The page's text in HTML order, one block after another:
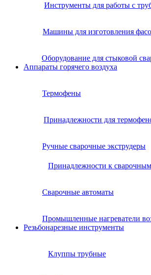
Инструменты для работы с
Машины для изготовления
Оборудование для стыковой
Аппараты горячего воздуха
Термофены
Принадлежности для
Ручные сварочные экструдеры
Принадлежности к сварочным
Сварочные автоматы
Промышленные нагреватели
Резьбонарезные инструменты
Клуппы трубные